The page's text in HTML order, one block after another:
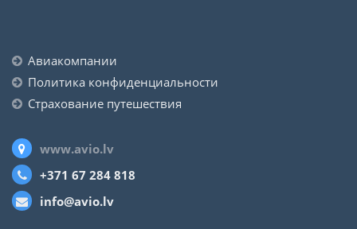
Авиакомпании
Политика конфиденциальности
Страхование путешествия
www.avio.lv
+371 67 284 818
info@avio.lv